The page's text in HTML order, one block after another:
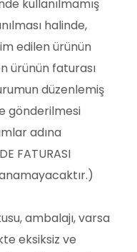
kullanılmamış
halinde,
edilen ürünün
ürünün faturası
düzenlemiş
gönderilmesi
adına
FATURASI
ambalajı, varsa
eksiksiz ve